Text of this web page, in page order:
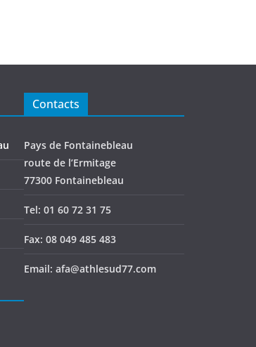
Contacts
Pays de Fontainebleau
route de l’Ermitage
77300 Fontainebleau
Tel: 01 60 72 31 75
Fax: 08 049 485 483
Email: afa@athlesud77.com